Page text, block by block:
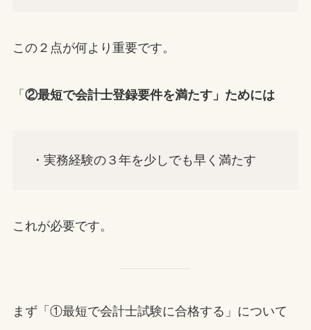
この２点が何より重要です。
「 ②最短で会計士登録要件を満たす」ためには
・実務経験の３年を少しでも早く満たす
これが必要です。
まず「①最短で会計士試験に合格する」について